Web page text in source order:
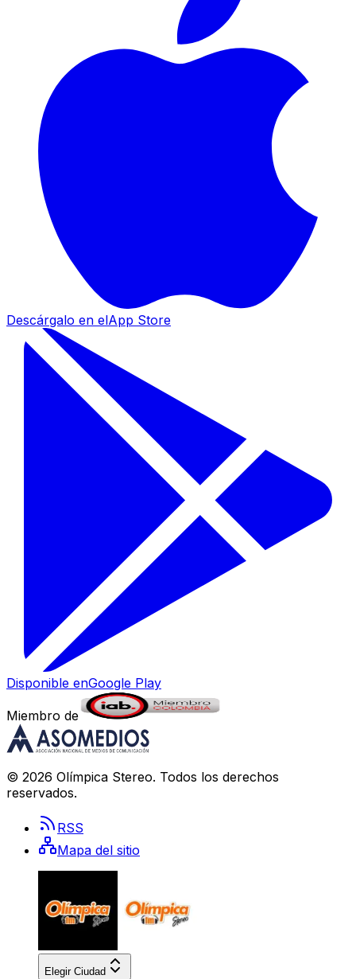
Descárgalo en elApp Store
Disponible enGoogle Play
Miembro de
© 2026 Olímpica Stereo. Todos los derechos
reservados.
RSS
Mapa del sitio
Elegir Ciudad